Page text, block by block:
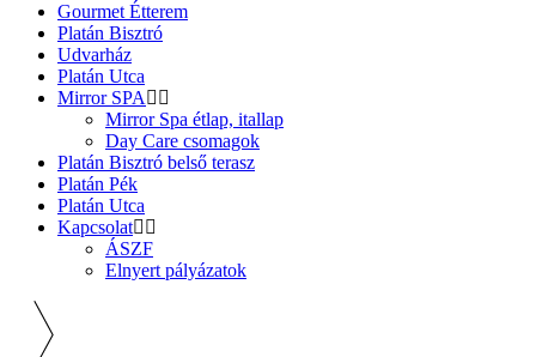
Gourmet Étterem
Platán Bisztró
Udvarház
Platán Utca
Mirror SPA
Mirror Spa étlap, itallap
Day Care csomagok
Platán Bisztró belső terasz
Platán Pék
Platán Utca
Kapcsolat
ÁSZF
Elnyert pályázatok